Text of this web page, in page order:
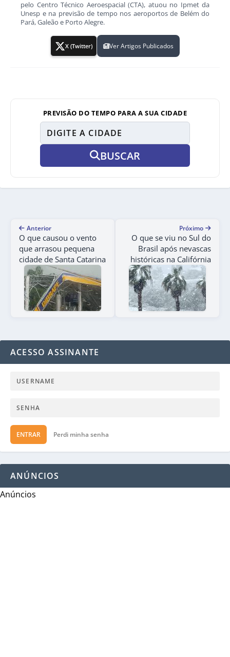
pelo Centro Técnico Aeroespacial (CTA), atuou no Ipmet da
Unesp e na previsão de tempo nos aeroportos de Belém do
Pará, Galeão e Porto Alegre.
X (Twitter) Ver Artigos Publicados
PREVISÃO DO TEMPO PARA A SUA CIDADE
BUSCAR
Anterior
O que causou o vento
que arrasou pequena
cidade de Santa Catarina
Próximo
O que se viu no Sul do
Brasil após nevascas
históricas na Califórnia
ACESSO ASSINANTE
ENTRAR Perdi minha senha
ANÚNCIOS
Anúncios